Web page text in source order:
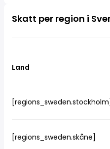
Skatt per region i
Land
[regions_sweden.stockholm]
[regions_sweden.skåne]